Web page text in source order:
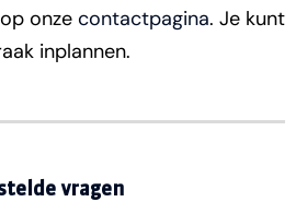
onze contactpagina. Je kunt
inplannen.
vragen